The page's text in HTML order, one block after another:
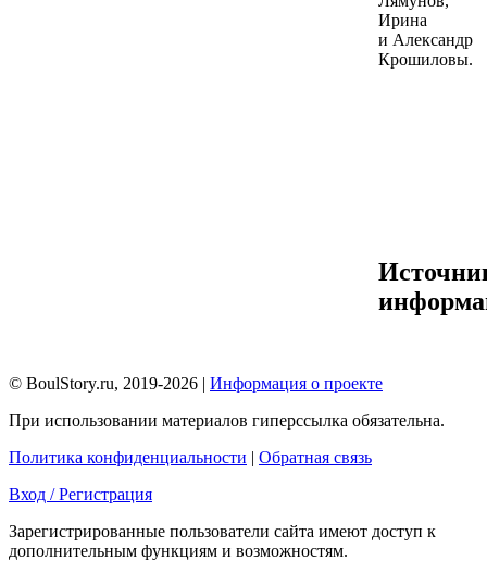
Ирина
и Александр
Крошиловы.
© BoulStory.ru, 2019-2026 | Информация о проекте
При использовании материалов гиперссылка обязательна.
Политика конфиденциальности | Обратная связь
Вход / Регистрация
Зарегистрированные пользователи сайта имеют доступ к
дополнительным функциям и возможностям.